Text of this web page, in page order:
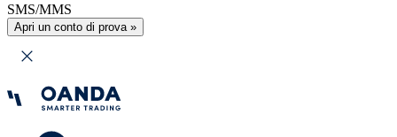
SMS/MMS
Apri un conto di prova »